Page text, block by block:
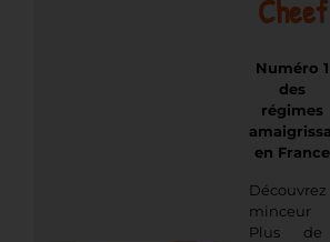
Cheef
Numéro 1
des
régimes
en France
minceur
Plus